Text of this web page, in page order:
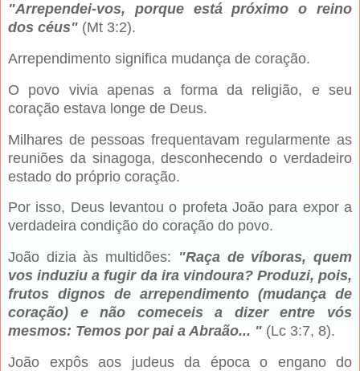
"Arrependei-vos, porque está próximo o reino
dos céus" (Mt 3:2).
Arrependi­mento significa mudança de coração.
O povo vivia apenas a forma da religião, e seu
coração estava longe de Deus.
Milha­res de pessoas frequentavam regularmente as
reuniões da sina­goga, desconhecendo o verdadeiro
estado do próprio coração.
Por isso, Deus levantou o profeta João para expor a
verdadeira condição do coração do povo.
João dizia às multidões: "Raça de víboras, quem
vos induziu a fugir da ira vindoura? Produzi, pois,
frutos dignos de arrependimento (mudança de
coração) e não comeceis a dizer entre vós
mesmos: Temos por pai a Abraão... " (Lc 3:7, 8).
João expôs aos judeus da época o engano do